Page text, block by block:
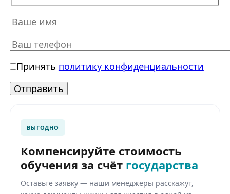
Принять политику конфиденциальности
ВЫГОДНО
Компенсируйте стоимость
обучения за счёт государства
Оставьте заявку — наши менеджеры расскажут,